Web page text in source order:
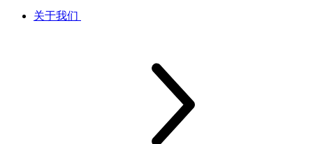
关于我们